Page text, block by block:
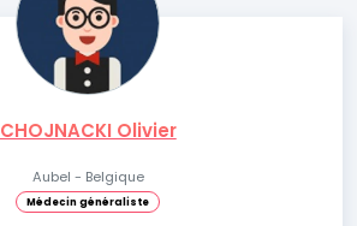
CHOJNACKI Olivier
Aubel - Belgique
Médecin généraliste